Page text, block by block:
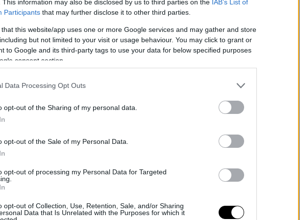
This information may also be disclosed by us to third parties on the IAB’s List of
Participants that may further disclose it to other third parties.
that this website/app uses one or more Google services and may gather and store
but not limited to your visit or usage behaviour. You may click to grant or
to Google and its third-party tags to use your data for below specified purposes
consent section.
Data Processing Opt Outs
opt-out of the Sharing of my personal data.
opt-out of the Sale of my Personal Data.
opt-out of processing my Personal Data for Targeted
opt-out of Collection, Use, Retention, Sale, and/or Sharing
Data that Is Unrelated with the Purposes for which it
σε μέτρια φωτιά, μέχρι να γίνει
αφράτο.
Προσθέτουμε το ξύσμα
πορτοκαλιού.
Αλείφουμε γρήγορα το μείγμα
επάνω στη βάση που έχουμε ήδη
γλυκό στο ψυγείο μέχρι να σφίξει.
πρώτα σε τετράγωνα και στη
ΓΛΥΚΑ ΣΟΚΟΛΑΤΑ ΤΑΡΤΕΣ